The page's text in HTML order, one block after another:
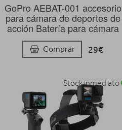
GoPro AEBAT-001 accesorio
para cámara de deportes de
acción Batería para cámara
Comprar 29€
Stock inmediato